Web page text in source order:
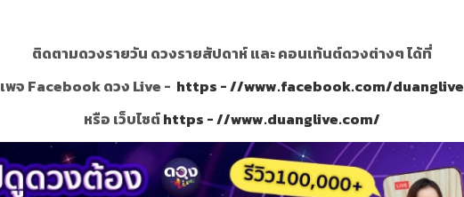
ติดตามดวงรายวัน ดวงรายสัปดาห์ และ คอนเท้นต์ดวงต่างๆ ได้ที่
เพจ Facebook ดวง Live - https - //www.facebook.com/duanglive
หรือ เว็บไซต์https - //www.duanglive.com/